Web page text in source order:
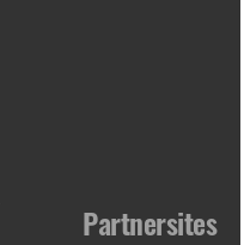
Partnersites